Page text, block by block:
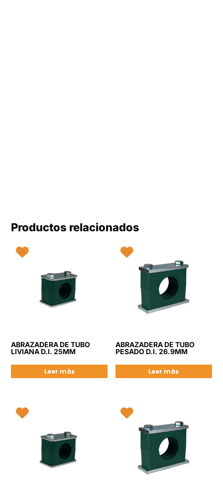
Productos relacionados
ABRAZADERA DE TUBO
LIVIANA D.I. 25MM
Leer más
ABRAZADERA DE TUBO
PESADO D.I. 26.9MM
Leer más